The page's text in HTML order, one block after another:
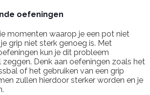
oefeningen
momenten waarop je een pot niet
grip niet sterk genoeg is. Met
kun je dit probleem
Denk aan oefeningen zoals het
of het gebruiken van een grip
zullen hierdoor sterker worden en je